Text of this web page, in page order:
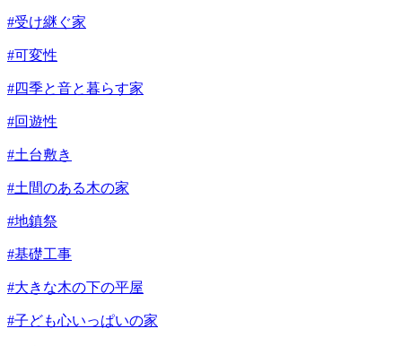
#受け継ぐ家
#可変性
#四季と音と暮らす家
#回遊性
#土台敷き
#土間のある木の家
#地鎮祭
#基礎工事
#大きな木の下の平屋
#子ども心いっぱいの家